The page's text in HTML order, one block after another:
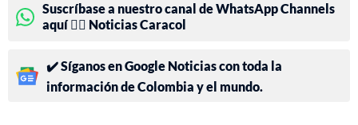
Suscríbase a nuestro canal de WhatsApp Channels
aquí 👉🏻 Noticias Caracol
✔️ Síganos en Google Noticias con toda la
información de Colombia y el mundo.